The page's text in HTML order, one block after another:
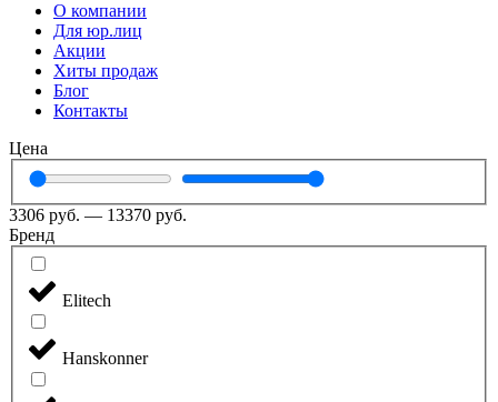
О компании
Для юр.лиц
Акции
Хиты продаж
Блог
Контакты
Цена
3306 руб. — 13370 руб.
Бренд
Elitech
Hanskonner